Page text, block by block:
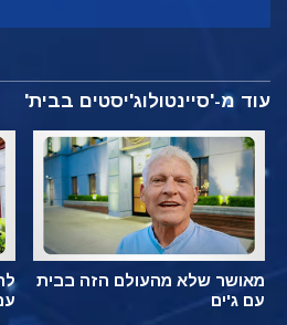
עוד מ-'סיינטולוג'יסטים בבית'
מאושר שלא מהעולם הזה בבית
עם ג'ים